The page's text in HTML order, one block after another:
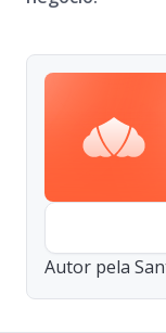
Autor pela